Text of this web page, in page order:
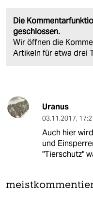
Die
geschlossen.
Wir öffnen die
Artikeln für etwa drei
Uranus
03.11.2017,
Auch hier
und
"Tierschutz"